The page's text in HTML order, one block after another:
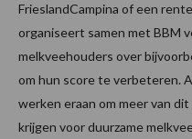
FrieslandCampina of een
organiseert samen met BBM
melkveehouders over
om hun score te verbeteren.
werken eraan om meer van
krijgen voor duurzame